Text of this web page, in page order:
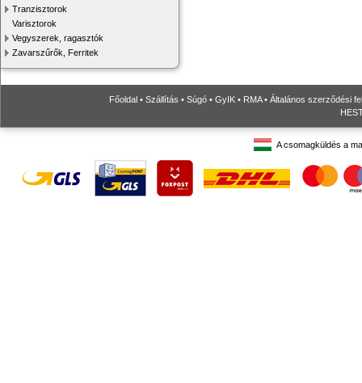
Tranzisztorok
Varisztorok
Vegyszerek, ragasztók
Zavarszűrők, Ferritek
Főoldal • Szállítás • Súgó • GyIK • RMA• Általános szerződési
A csomagküldés a